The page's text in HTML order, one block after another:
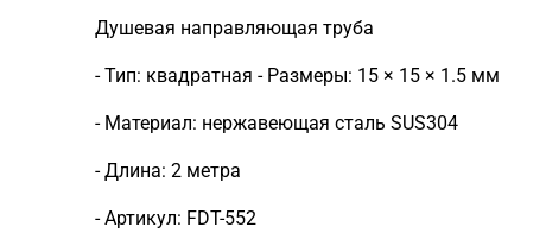
Душевая направляющая труба
- Тип: квадратная - Размеры: 15 × 15 × 1.5 мм
- Материал: нержавеющая сталь SUS304
- Длина: 2 метра
- Артикул: FDT-552